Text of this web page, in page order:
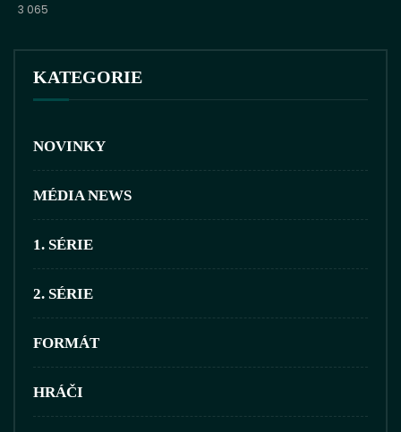
3 065
KATEGORIE
NOVINKY
MÉDIA NEWS
1. SÉRIE
2. SÉRIE
FORMÁT
HRÁČI